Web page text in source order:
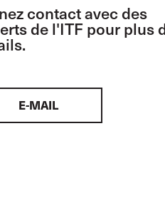
contact avec des
de l'ITF pour plus
E-MAIL